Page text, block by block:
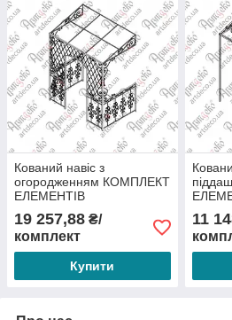
Кований навіс з
огородженням КОМПЛЕКТ
ЕЛЕМЕНТІВ
2400х2600х1500
19 257,88 ₴/
комплект
Купити
11